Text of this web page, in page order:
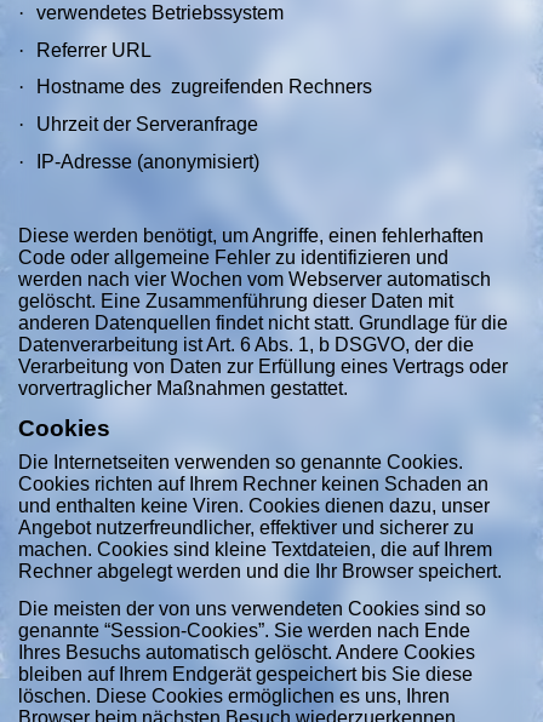
·
verwendetes Betriebssystem
·
Referrer URL
·
Hostname des zugreifenden Rechners
·
Uhrzeit der Serveranfrage
·
IP-Adresse (anonymisiert)
Diese werden benötigt, um Angriffe, einen fehlerhaften
Code oder allgemeine Fehler zu identifizieren und
werden nach vier Wochen vom Webserver automatisch
gelöscht. Eine Zusammenführung dieser Daten mit
anderen Datenquellen findet nicht statt. Grundlage für die
Datenverarbeitung ist Art. 6 Abs. 1, b DSGVO, der die
Verarbeitung von Daten zur Erfüllung eines Vertrags oder
vorvertraglicher Maßnahmen gestattet.
Cookies
Die Internetseiten verwenden so genannte Cookies.
Cookies richten auf Ihrem Rechner keinen Schaden an
und enthalten keine Viren. Cookies dienen dazu, unser
Angebot nutzerfreundlicher, effektiver und sicherer zu
machen. Cookies sind kleine Textdateien, die auf Ihrem
Rechner abgelegt werden und die Ihr Browser speichert.
Die meisten der von uns verwendeten Cookies sind so
genannte “Session-Cookies”. Sie werden nach Ende
Ihres Besuchs automatisch gelöscht. Andere Cookies
bleiben auf Ihrem Endgerät gespeichert bis Sie diese
löschen. Diese Cookies ermöglichen es uns, Ihren
Browser beim nächsten Besuch wiederzuerkennen.